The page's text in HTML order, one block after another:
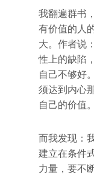
我翻遍群书
有价值的人
大。作者说
性上的缺陷
自己不够好
须达到内心
自己的价值。
而我发现：
建立在条件
力量，要不